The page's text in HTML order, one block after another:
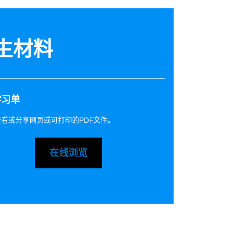
材料
单
看或分享网页或可打印的PDF文件。
在线浏览